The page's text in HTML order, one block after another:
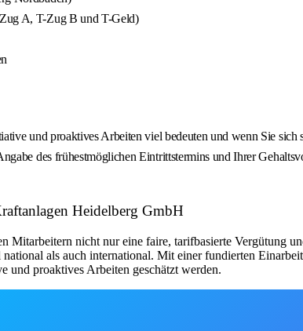
A, T-Zug B und T-Geld)
und proaktives Arbeiten viel bedeuten und wenn Sie
des frühestmöglichen Eintrittstermins und Ihrer
Heidelberg GmbH
nicht nur eine faire, tarifbasierte Vergütung
als auch international. Mit einer fundierten
und proaktives Arbeiten geschätzt werden.